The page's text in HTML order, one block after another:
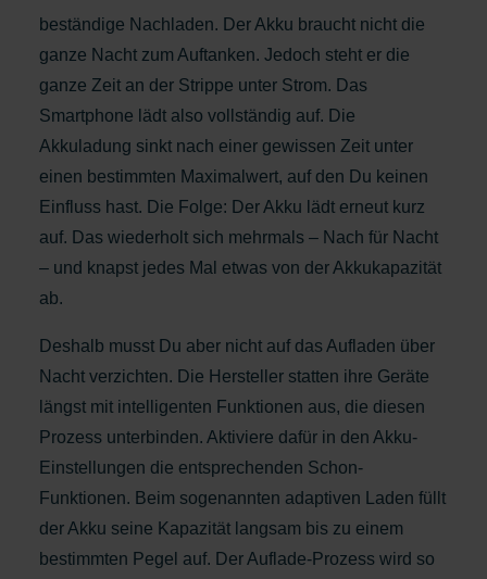
beständige Nachladen. Der Akku braucht nicht die
ganze Nacht zum Auftanken. Jedoch steht er die
ganze Zeit an der Strippe unter Strom. Das
Smartphone lädt also vollständig auf. Die
Akkuladung sinkt nach einer gewissen Zeit unter
einen bestimmten Maximalwert, auf den Du keinen
Einfluss hast. Die Folge: Der Akku lädt erneut kurz
auf. Das wiederholt sich mehrmals – Nach für Nacht
– und knapst jedes Mal etwas von der Akkukapazität
ab.
Deshalb musst Du aber nicht auf das Aufladen über
Nacht verzichten. Die Hersteller statten ihre Geräte
längst mit intelligenten Funktionen aus, die diesen
Prozess unterbinden. Aktiviere dafür in den Akku-
Einstellungen die entsprechenden Schon-
Funktionen. Beim sogenannten adaptiven Laden füllt
der Akku seine Kapazität langsam bis zu einem
bestimmten Pegel auf. Der Auflade-Prozess wird so